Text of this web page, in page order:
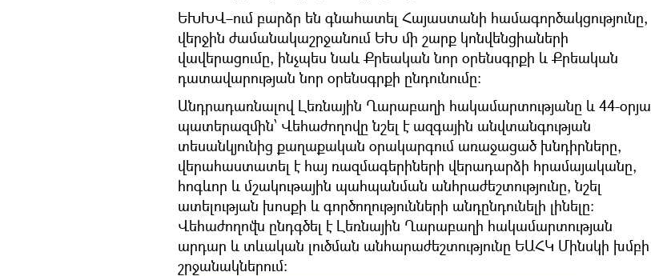
ԵԽԽՎ–ում բարձր են գնահատել Հայաստանի համագործակցությունը,
վերջին ժամանակաշրջանում ԵԽ մի շարք կոնվենցիաների
վավերացումը, ինչպես նաև Քրեական նոր օրենսգրքի և Քրեական
դատավարության նոր օրենսգրքի ընդունումը:
Անդրադառնալով Լեռնային Ղարաբաղի հակամարտությանը և 44-օրյա
պատերազմին՝ Վեհաժողովը նշել է ազգային անվտանգության
տեսանկյունից քաղաքական օրակարգում առաջացած խնդիրները,
վերահաստատել է հայ ռազմագերիների վերադարձի հրամայականը,
հոգևոր և մշակութային պահպանման անհրաժեշտությունը, նշել
ատելության խոսքի և գործողությունների անդընդունելի լինելը։
Վեհաժողովն ընդգծել է Լեռնային Ղարաբաղի հակամարտության
արդար և տևական լուծման անհարաժեշտությունը ԵԱՀԿ Մինսկի խմբի
շրջանակներում։